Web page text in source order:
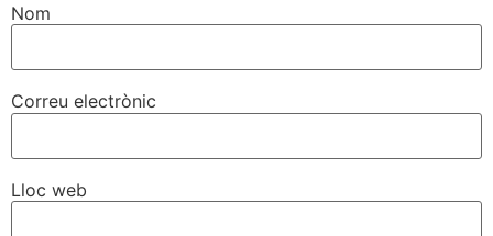
Nom
Correu electrònic
Lloc web